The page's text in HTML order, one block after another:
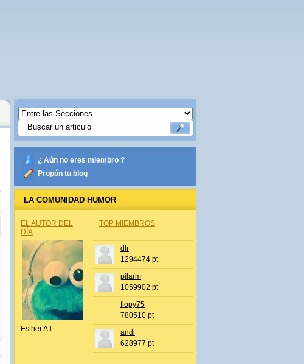
¿ Aún no eres miembro ?
Propón tu blog
LA COMUNIDAD HUMOR
EL AUTOR DEL
DÍA
Esther A.l.
TOP MIEMBROS
dlr
1294474 pt
pilarm
1059902 pt
flopy75
780510 pt
andi
628977 pt